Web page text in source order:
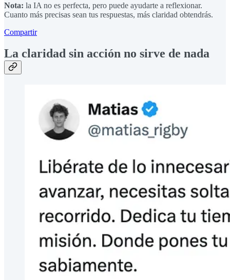
Nota: la IA no es perfecta, pero puede ayudarte a reflexionar.
Cuanto más precisas sean tus respuestas, más claridad obtendrás.
Compartir
La claridad sin acción no sirve de nada